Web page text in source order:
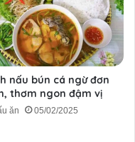
nấu bún cá ngừ đơn
thơm ngon đậm vị
ăn 05/02/2025